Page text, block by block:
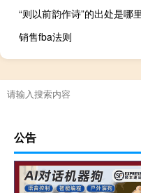
“则以前韵作诗”的出处是哪里
销售fba法则
公告